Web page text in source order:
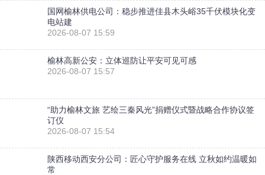
国网榆林供电公司：稳步推进佳县木头峪35千伏模块化变
电站建
2026-08-07 15:59
榆林高新公安：立体巡防让平安可见可感
2026-08-07 15:57
“助力榆林文旅 艺绘三秦风光”捐赠仪式暨战略合作协议签
订仪
2026-08-07 15:54
陕西移动西安分公司：匠心守护服务在线 立秋如约温暖如
常